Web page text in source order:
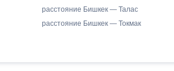
расстояние Бишкек — Талас
расстояние Бишкек — Токмак